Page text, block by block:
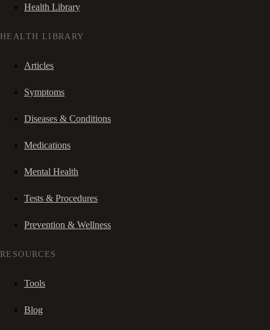
Health Library
HEALTH LIBRARY
Articles
Symptoms
Diseases & Conditions
Medications
Mental Health
Tests & Procedures
Prevention & Wellness
RESOURCES
Tools
Blog